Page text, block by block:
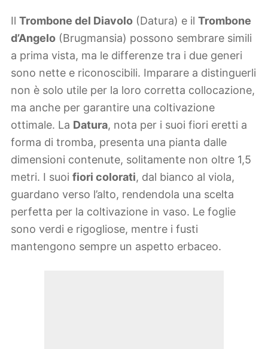
Il Trombone del Diavolo (Datura) e il Trombone
d’Angelo (Brugmansia) possono sembrare simili
a prima vista, ma le differenze tra i due generi
sono nette e riconoscibili. Imparare a distinguerli
non è solo utile per la loro corretta collocazione,
ma anche per garantire una coltivazione
ottimale. La Datura, nota per i suoi fiori eretti a
forma di tromba, presenta una pianta dalle
dimensioni contenute, solitamente non oltre 1,5
metri. I suoi fiori colorati, dal bianco al viola,
guardano verso l’alto, rendendola una scelta
perfetta per la coltivazione in vaso. Le foglie
sono verdi e rigogliose, mentre i fusti
mantengono sempre un aspetto erbaceo.